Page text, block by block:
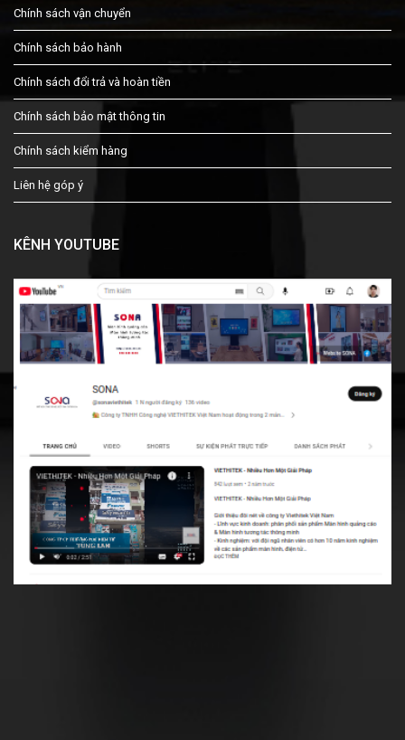
Chính sách vận chuyển
Chính sách bảo hành
Chính sách đổi trả và hoàn tiền
Chính sách bảo mật thông tin
Chính sách kiểm hàng
Liên hệ góp ý
KÊNH YOUTUBE